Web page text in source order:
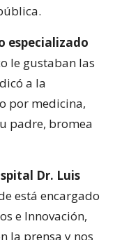
especializado
le gustaban las
a la
por medicina,
padre, bromea
Dr. Luis
está encargado
e Innovación,
la prensa y nos